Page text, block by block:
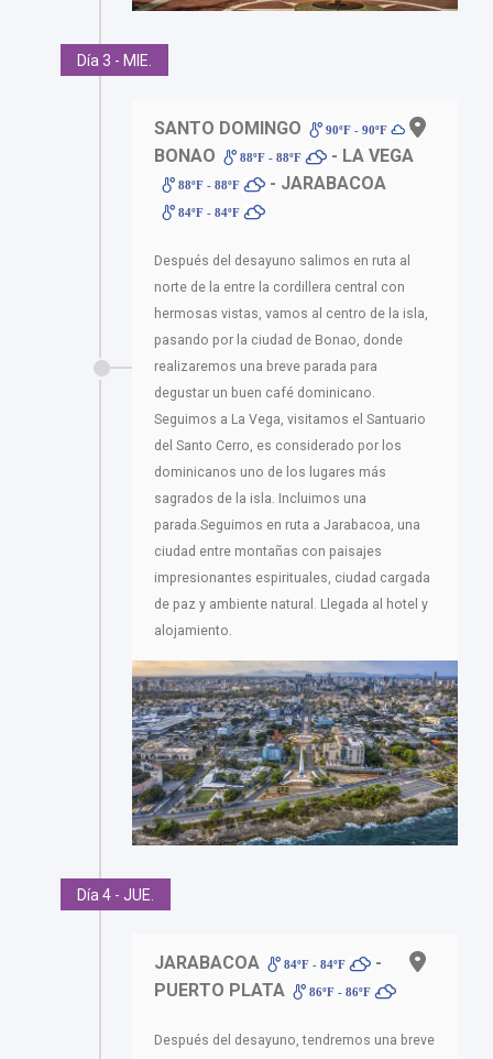
Día 3 - MIE.
SANTO DOMINGO 90ºF - 90ºF
-
BONAO
88ºF - 88ºF - LA VEGA
88ºF - 88ºF - JARABACOA
84ºF - 84ºF
Después del desayuno salimos en ruta al
norte de la entre la cordillera central con
hermosas vistas, vamos al centro de la isla,
pasando por la ciudad de Bonao, donde
realizaremos una breve parada para
degustar un buen café dominicano.
Seguimos a La Vega, visitamos el Santuario
del Santo Cerro, es considerado por los
dominicanos uno de los lugares más
sagrados de la isla. Incluimos una
parada.Seguimos en ruta a Jarabacoa, una
ciudad entre montañas con paisajes
impresionantes espirituales, ciudad cargada
de paz y ambiente natural. Llegada al hotel y
alojamiento.
Día 4 - JUE.
JARABACOA 84ºF - 84ºF
-
PUERTO PLATA
86ºF - 86ºF
Después del desayuno, tendremos una breve